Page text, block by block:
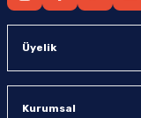
Üyelik
Kurumsal